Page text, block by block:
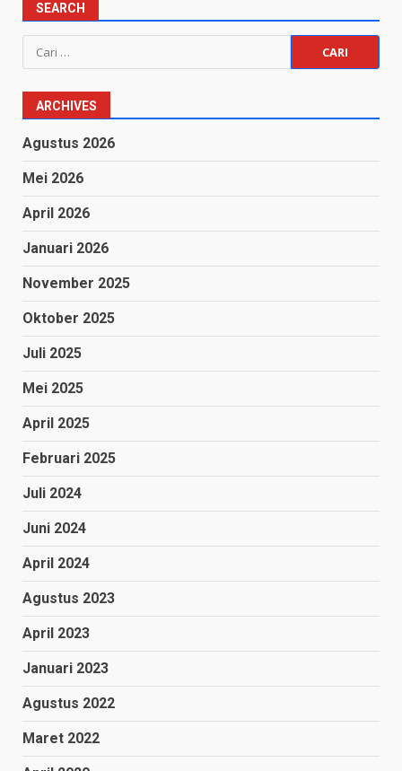
SEARCH
Cari
untuk:
ARCHIVES
Agustus 2026
Mei 2026
April 2026
Januari 2026
November 2025
Oktober 2025
Juli 2025
Mei 2025
April 2025
Februari 2025
Juli 2024
Juni 2024
April 2024
Agustus 2023
April 2023
Januari 2023
Agustus 2022
Maret 2022